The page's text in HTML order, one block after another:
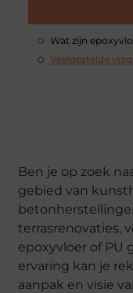
Wat zijn
Veelgestelde
Ben je op zoek
gebied van
terrasrenovaties,
epoxyvloer of PU
ervaring kan je
aanpak en visie